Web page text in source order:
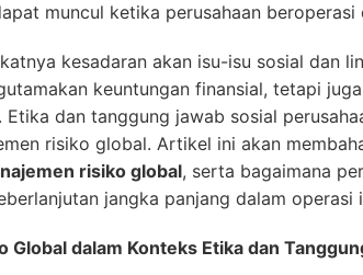
muncul ketika perusahaan beroperasi
kesadaran akan isu-isu sosial dan
keuntungan finansial, tetapi
dan tanggung jawab sosial
risiko global. Artikel ini akan
risiko global, serta bagaimana
jangka panjang dalam operasi
Global dalam Konteks Etika dan